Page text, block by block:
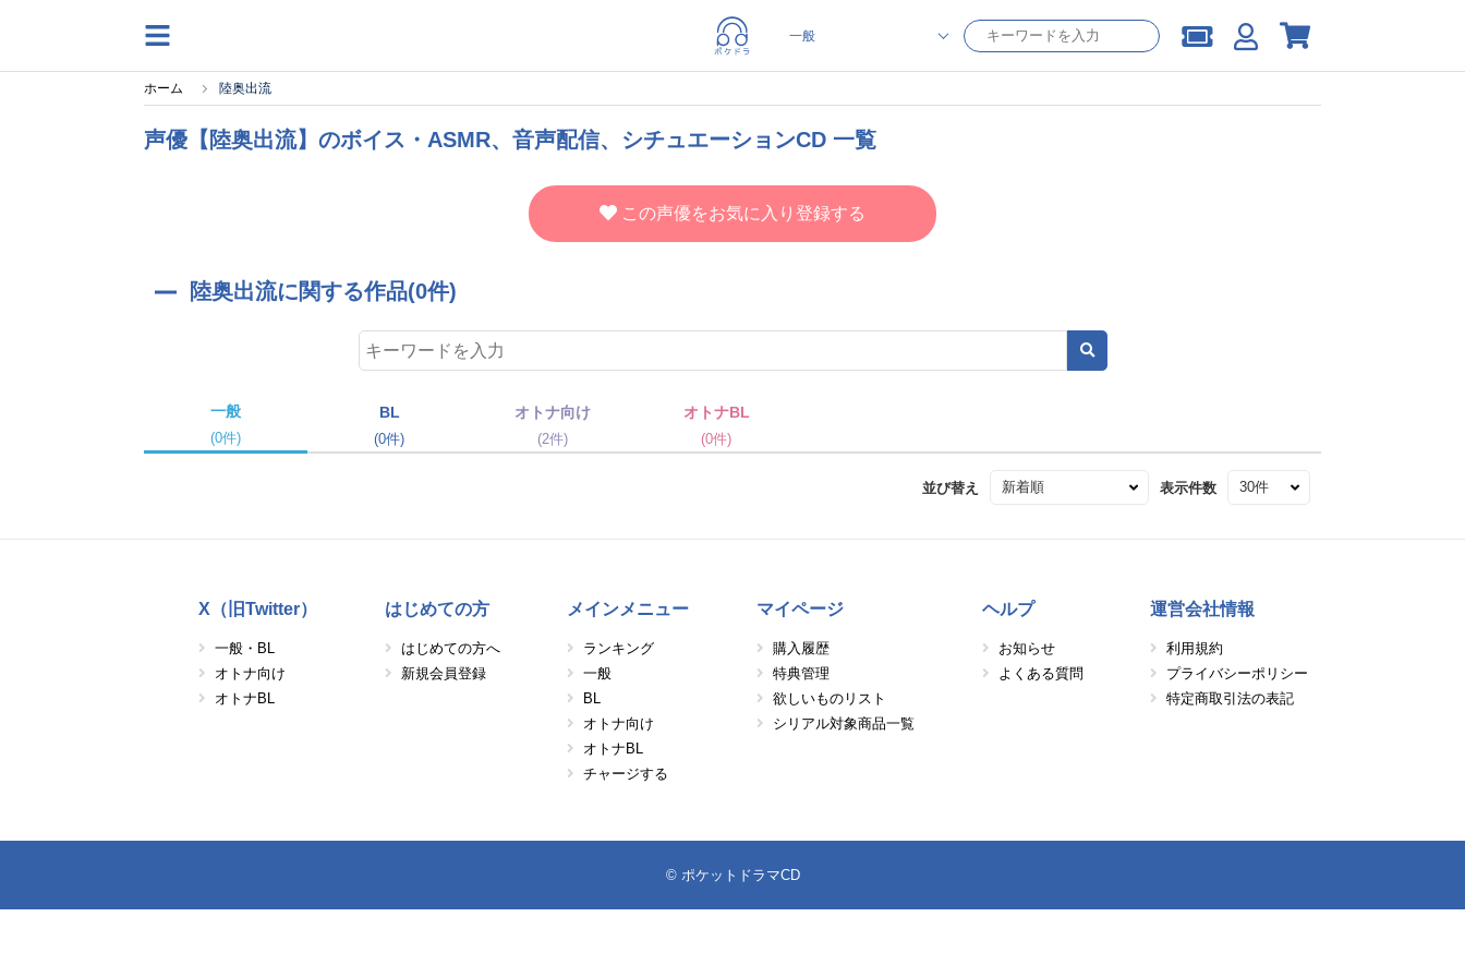
ホーム 陸奥出流
声優【陸奥出流】のボイス・ASMR、音声配信、シチュエーションCD 一覧
この声優をお気に入り登録する
陸奥出流に関する作品(0件)
一般
(0件)
BL
(0件)
オトナ向け
(2件)
オトナBL
(0件)
並び替え 表示件数
X（旧Twitter）
一般・BL
オトナ向け
オトナBL
はじめての方
はじめての方へ
新規会員登録
メインメニュー
ランキング
一般
BL
オトナ向け
オトナBL
チャージする
マイページ
購入履歴
特典管理
欲しいものリスト
シリアル対象商品一覧
ヘルプ
お知らせ
よくある質問
運営会社情報
利用規約
プライバシーポリシー
特定商取引法の表記
© ポケットドラマCD